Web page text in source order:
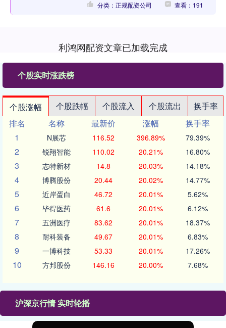
分类：正规配资公司 查看：191
利鸿网配资文章已加载完成
个股实时涨跌榜
个股涨幅 个股跌幅 个股流入 个股流出
换手率
排名
名称 最新价 涨幅
换手率
1
N展芯 116.52 396.89% 79.39%
2 锐翔智能 110.02 20.21% 16.80%
3 志特新材 14.8 20.03% 14.18%
4 博腾股份 20.44 20.02% 14.77%
5 近岸蛋白 46.72 20.01% 5.62%
6 毕得医药 61.6 20.01% 6.12%
7 五洲医疗 83.62 20.01% 18.37%
8 耐科装备 49.67 20.01% 6.83%
9 一博科技 53.33 20.01% 17.26%
10 方邦股份 146.16 20.00% 7.68%
沪深京行情 实时轮播